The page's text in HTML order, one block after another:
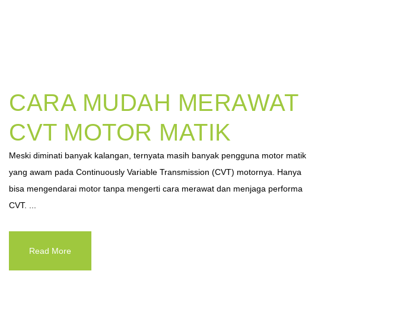
CARA MUDAH MERAWAT
CVT MOTOR MATIK
Meski diminati banyak kalangan, ternyata masih banyak pengguna motor matik
yang awam pada Continuously Variable Transmission (CVT) motornya. Hanya
bisa mengendarai motor tanpa mengerti cara merawat dan menjaga performa
CVT. ...
Read More